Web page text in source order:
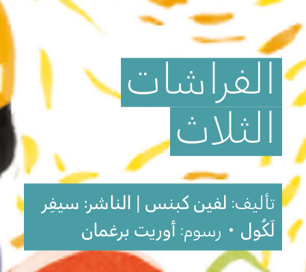
الفراشات
الثلاث
تأليف: لفين كبنس | الناشر: سيفِر
لَكُول • رسوم:أوريت برغمان